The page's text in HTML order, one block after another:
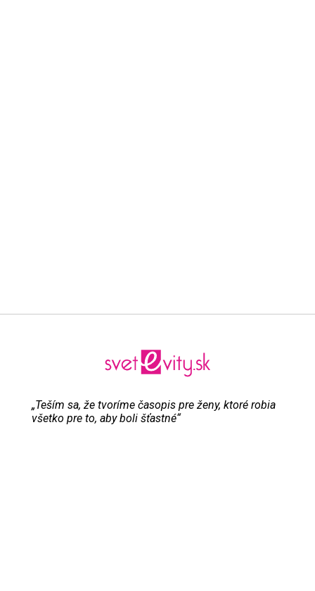
„Teším sa, že tvoríme časopis pre ženy, ktoré robia
všetko pre to, aby boli šťastné“